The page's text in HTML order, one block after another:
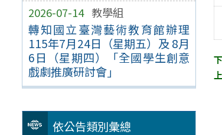
2026-07-14 教學組
轉知國立臺灣藝術教育館辦理
115年7月24日（星期五）及 8月
6日（星期四）「全國學生創意
戲劇推廣研討會」
依公告類別彙總